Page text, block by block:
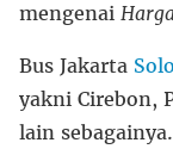
mengenai
Bus Jakarta Solo
yakni Cirebon,
lain sebagainya.